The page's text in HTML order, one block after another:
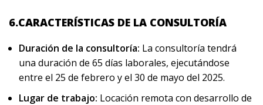
6.CARACTERÍSTICAS DE LA CONSULTORÍA
Duración de la consultoría: La consultoría tendrá
una duración de 65 días laborales, ejecutándose
entre el 25 de febrero y el 30 de mayo del 2025.
Lugar de trabajo: Locación remota con desarrollo de